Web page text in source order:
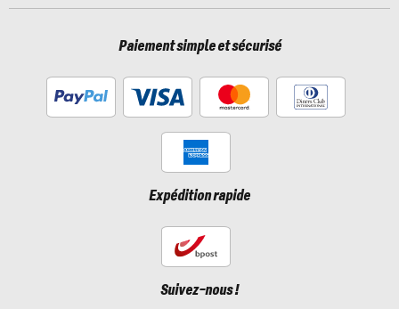
Paiement simple et sécurisé
Expédition rapide
Suivez-nous !